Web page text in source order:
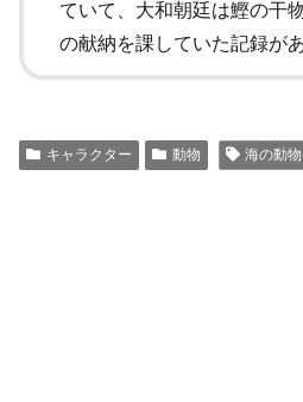
ていて、大和朝廷は鰹の干
の献納を課していた記録が
キャラクター 動物 海の動物